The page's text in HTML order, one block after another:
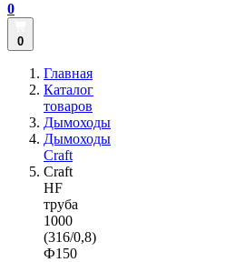
0
0
Главная
Каталог
товаров
Дымоходы
Дымоходы
Craft
Craft
HF
труба
1000
(316/0,8)
Ф150